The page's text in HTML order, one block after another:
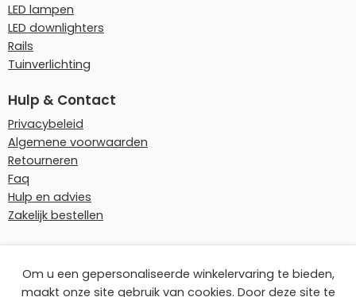
LED lampen
LED downlighters
Rails
Tuinverlichting
Hulp & Contact
Privacybeleid
Algemene voorwaarden
Retourneren
Faq
Hulp en advies
Zakelijk bestellen
Om u een gepersonaliseerde winkelervaring te bieden,
maakt onze site gebruik van cookies. Door deze site te